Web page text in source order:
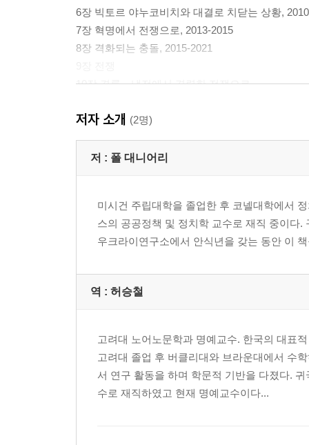
6장 빅토르 야누코비치와 대결로 치닫는 상황,
7장 혁명에서 전쟁으로, 2013-2015
8장 격화되는 충돌, 2015-2021
10장 결론―냉전에서 격렬한 전쟁으로
- 옮긴이 후기
- 주
- 참고 문헌
저자 소개 (2명)
저 : 폴 대니어리
미시건 주립대학을 졸업한 후 코넬대학에서
스의 공공정책 및 정치학 교수로 재직 중이다
우크라이연구소에서 안식년을 갖는 동안 이
역 : 허승철
고려대 노어노문학과 명예교수. 한국의 대표
고려대 졸업 후 버클리대와 브라운대에서 수
서 연구 활동을 하며 학문적 기반을 다졌다.
수로 재직하였고 현재 명예교수이다...